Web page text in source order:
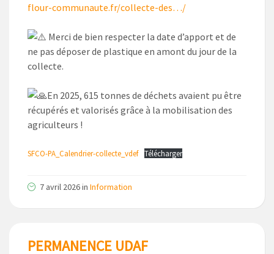
flour-communaute.fr/collecte-des…/
Merci de bien respecter la date d’apport et de
ne pas déposer de plastique en amont du jour de la
collecte.
En 2025, 615 tonnes de déchets avaient pu être
récupérés et valorisés grâce à la mobilisation des
agriculteurs !
SFCO-PA_Calendrier-collecte_vdef Télécharger
7 avril 2026in Information
PERMANENCE UDAF